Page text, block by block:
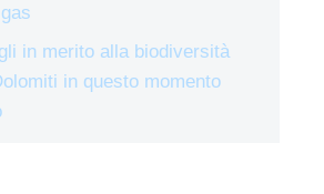
in merito alla biodiversità
in questo momento